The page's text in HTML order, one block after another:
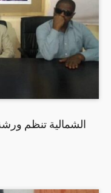
الشمالية تنظم